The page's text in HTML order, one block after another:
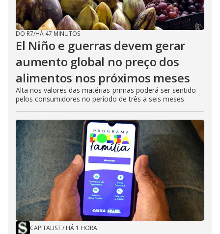
DO R7/HÁ 47 MINUTOS
El Niño e guerras devem gerar
aumento global no preço dos
alimentos nos próximos meses
Alta nos valores das matérias-primas poderá ser sentido
pelos consumidores no período de três a seis meses
CAPITALIST/ HÁ 1 HORA